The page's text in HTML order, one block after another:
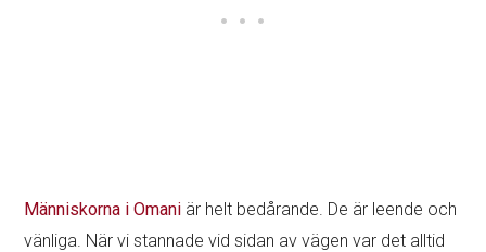
Människorna i Omani är helt bedårande. De är leende och
vänliga. När vi stannade vid sidan av vägen var det alltid